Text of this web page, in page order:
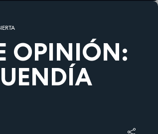
OPINIÓN: